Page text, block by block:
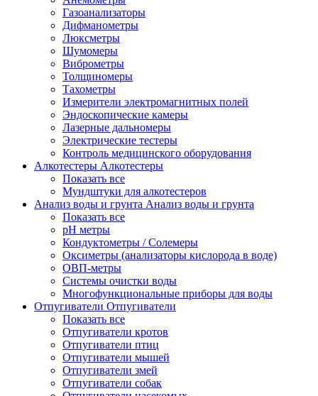
Газоанализаторы
Дифманометры
Люксметры
Шумомеры
Виброметры
Толщиномеры
Тахометры
Измерители электромагнитных полей
Эндоскопические камеры
Лазерные дальномеры
Электрические тестеры
Контроль медицинского оборудования
Алкотестеры Алкотестеры
Показать все
Мундштуки для алкотестеров
Анализ воды и грунта Анализ воды и грунта
Показать все
pH метры
Кондуктометры / Солемеры
Оксиметры (анализаторы кислорода в воде)
ОВП-метры
Системы очистки воды
Многофункциональные приборы для воды
Отпугиватели Отпугиватели
Показать все
Отпугиватели кротов
Отпугиватели птиц
Отпугиватели мышей
Отпугиватели змей
Отпугиватели собак